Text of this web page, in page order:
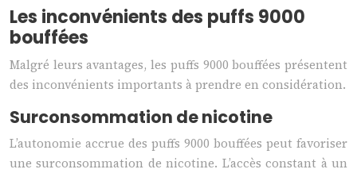
Les inconvénients des puffs 9000
bouffées
Malgré leurs avantages, les puffs 9000 bouffées présentent
des inconvénients importants à prendre en considération.
Surconsommation de nicotine
L’autonomie accrue des puffs 9000 bouffées peut favoriser
une surconsommation de nicotine. L’accès constant à un